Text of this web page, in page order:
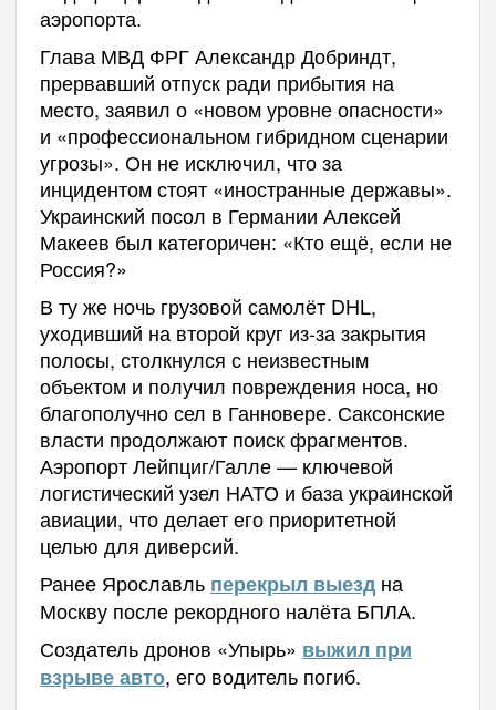
аэропорта.
Глава МВД ФРГ Александр Добриндт,
прервавший отпуск ради прибытия на
место, заявил о «новом уровне опасности»
и «профессиональном гибридном сценарии
угрозы». Он не исключил, что за
инцидентом стоят «иностранные державы».
Украинский посол в Германии Алексей
Макеев был категоричен: «Кто ещё, если не
Россия?»
В ту же ночь грузовой самолёт DHL,
уходивший на второй круг из-за закрытия
полосы, столкнулся с неизвестным
объектом и получил повреждения носа, но
благополучно сел в Ганновере. Саксонские
власти продолжают поиск фрагментов.
Аэропорт Лейпциг/Галле — ключевой
логистический узел НАТО и база украинской
авиации, что делает его приоритетной
целью для диверсий.
Ранее Ярославль перекрыл выездна
Москву после рекордного налёта БПЛА.
Создатель дронов «Упырь» выжил при
взрыве авто, его водитель погиб.